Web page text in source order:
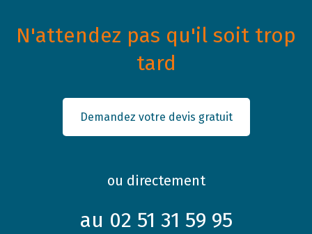
N'attendez pas qu'il soit trop
tard
Demandez votre devis gratuit
ou directement
au 02 51 31 59 95